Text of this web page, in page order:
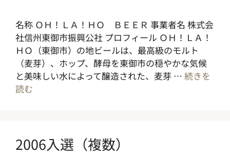
名称 ＯＨ！ＬＡ！ＨＯ ＢＥＥＲ 事業者名 株式会
社信州東御市振興公社 プロフィール ＯＨ！ＬＡ！
ＨＯ（東御市）の地ビールは、最高級のモルト
（麦芽）、ホップ、酵母を東御市の穏やかな気候
と美味しい水によって醸造された、麦芽 … 続きを
読む
2006入選（複数）